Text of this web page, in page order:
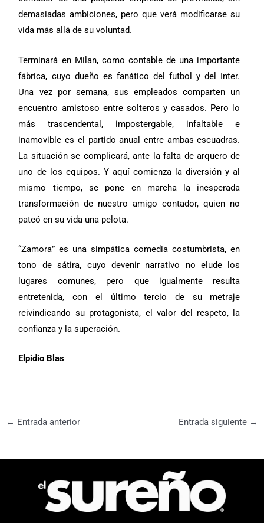
demasiadas ambiciones, pero que verá modificarse su
vida más allá de su voluntad.
Terminará en Milan, como contable de una importante
fábrica, cuyo dueño es fanático del futbol y del Inter.
Una vez por semana, sus empleados comparten un
encuentro amistoso entre solteros y casados. Pero lo
más trascendental, impostergable, infaltable e
inamovible es el partido anual entre ambas escuadras.
La situación se complicará, ante la falta de arquero de
uno de los equipos. Y aquí comienza la diversión y al
mismo tiempo, se pone en marcha la inesperada
transformación de nuestro amigo contador, quien no
pateó en su vida una pelota.
“Zamora” es una simpática comedia costumbrista, en
tono de sátira, cuyo devenir narrativo no elude los
lugares comunes, pero que igualmente resulta
entretenida, con el último tercio de su metraje
reivindicando su protagonista, el valor del respeto, la
confianza y la superación.
Elpidio Blas
← Entrada anterior Entrada siguiente →